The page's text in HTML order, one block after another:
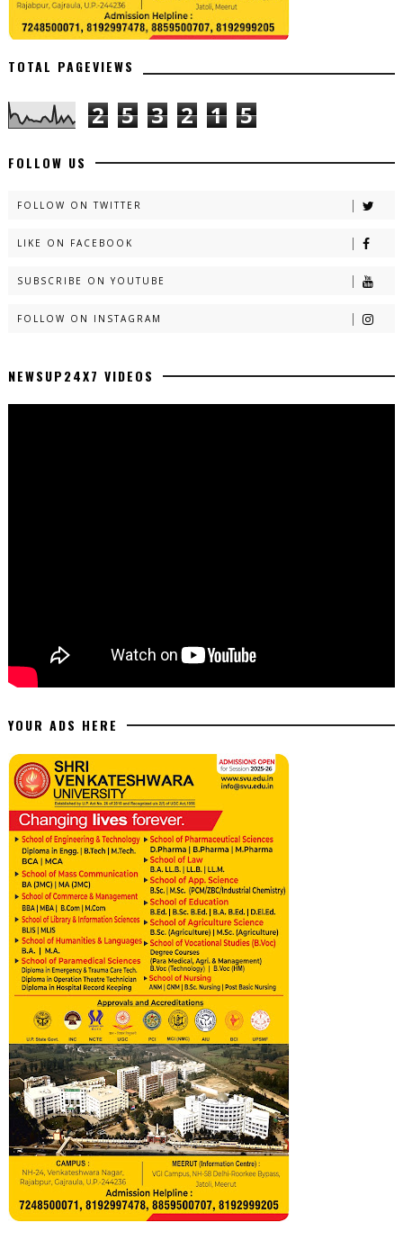
TOTAL PAGEVIEWS
2 5 3 2 1 5
FOLLOW US
FOLLOW ON TWITTER
LIKE ON FACEBOOK
SUBSCRIBE ON YOUTUBE
FOLLOW ON INSTAGRAM
NEWSUP24X7 VIDEOS
YOUR ADS HERE